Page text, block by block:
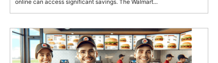
online can access significant savings. The Walmart...